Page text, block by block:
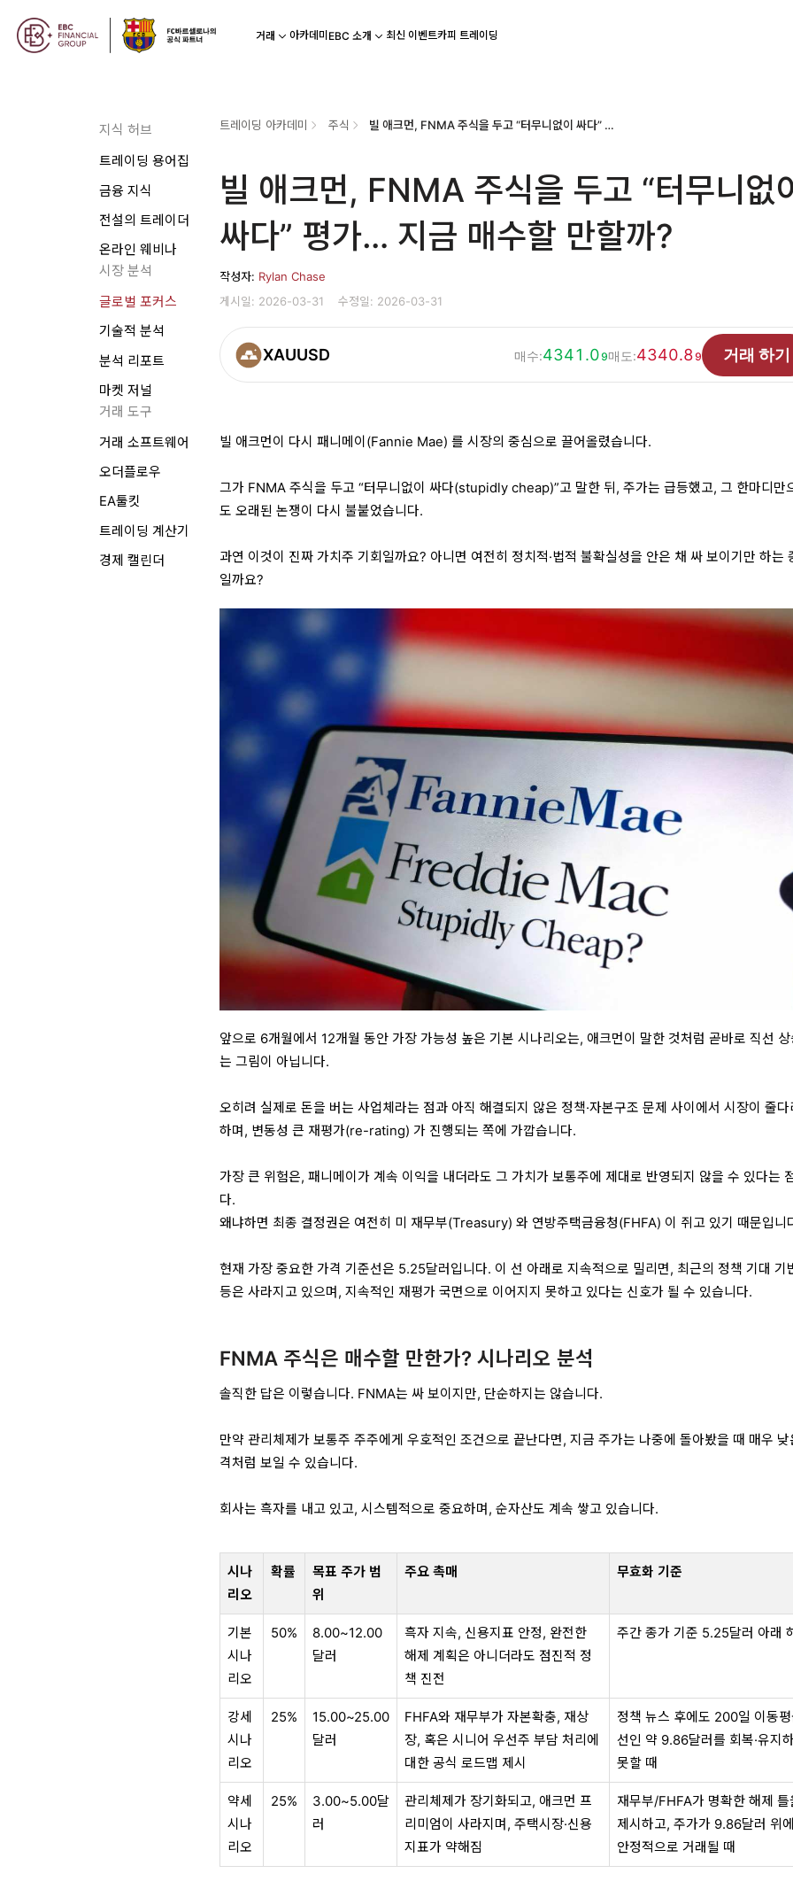
거래 아카데미 EBC 소개 최신 이벤트카피 트레이딩
지식 허브
트레이딩 용어집
금융 지식
전설의 트레이더
온라인 웨비나
시장 분석
글로벌 포커스
기술적 분석
분석 리포트
마켓 저널
거래 도구
거래 소프트웨어
오더플로우
EA툴킷
트레이딩 계산기
경제 캘린더
트레이딩 아카데미 주식 빌 애크먼, FNMA 주식을 두고 “터무니없이 싸다” 평가… 지금 매수할 만할까?
빌 애크먼, FNMA 주식을 두고 “터무니없이
싸다” 평가… 지금 매수할 만할까?
작성자: Rylan Chase
게시일: 2026-03-31
수정일: 2026-03-31
XAUUSD 매수:4341.09매도:4340.89 거래 하기
빌 애크먼이 다시패니메이(Fannie Mae) 를 시장의 중심으로 끌어올렸습니다.
그가 FNMA 주식을 두고 “터무니없이 싸다(stupidly cheap)”고 말한 뒤, 주가는 급등했고, 그 한마디만
도 오래된 논쟁이 다시 불붙었습니다.
과연 이것이 진짜 가치주 기회일까요? 아니면 여전히 정치적·법적 불확실성을 안은 채 싸 보이기만 하는
일까요?
앞으로 6개월에서 12개월 동안 가장 가능성 높은 기본 시나리오는, 애크먼이 말한 것처럼 곧바로 직선 상
는 그림이 아닙니다.
오히려 실제로 돈을 버는 사업체라는 점과 아직 해결되지 않은 정책·자본구조 문제 사이에서 시장이 줄다
하며, 변동성 큰 재평가(re-rating) 가 진행되는 쪽에 가깝습니다.
가장 큰 위험은, 패니메이가 계속 이익을 내더라도 그 가치가 보통주에 제대로 반영되지 않을 수 있다는
다.
왜냐하면 최종 결정권은 여전히 미 재무부(Treasury) 와 연방주택금융청(FHFA) 이 쥐고 있기 때문입니
현재 가장 중요한 가격 기준선은 5.25달러 입니다. 이 선 아래로 지속적으로 밀리면, 최근의 정책 기대 기
등은 사라지고 있으며, 지속적인 재평가 국면으로 이어지지 못하고 있다는 신호가 될 수 있습니다.
FNMA 주식은 매수할 만한가? 시나리오 분석
솔직한 답은 이렇습니다. FNMA는 싸 보이지만, 단순하지는 않습니다.
만약 관리체제가 보통주 주주에게 우호적인 조건으로 끝난다면, 지금 주가는 나중에 돌아봤을 때 매우 낮
격처럼 보일 수 있습니다.
회사는 흑자를 내고 있고, 시스템적으로 중요하며, 순자산도 계속 쌓고 있습니다.
시나
리오
확률
목표 주가 범
위
주요 촉매 무효화 기준
기본
시나
리오
50%
8.00~12.00
달러
흑자 지속, 신용지표 안정, 완전한
해제 계획은 아니더라도 점진적 정
책 진전
주간 종가 기준 5.25달러 아래
강세
시나
리오
25%
15.00~25.00
달러
FHFA와 재무부가 자본확충, 재상
장, 혹은 시니어 우선주 부담 처리에
대한 공식 로드맵 제시
정책 뉴스 후에도 200일 이동평
선인 약 9.86달러를 회복·유지
못할 때
약세
시나
리오
25%
3.00~5.00달
러
관리체제가 장기화되고, 애크먼 프
리미엄이 사라지며, 주택시장·신용
지표가 약해짐
재무부/FHFA가 명확한 해제 틀
제시하고, 주가가 9.86달러 위
안정적으로 거래될 때